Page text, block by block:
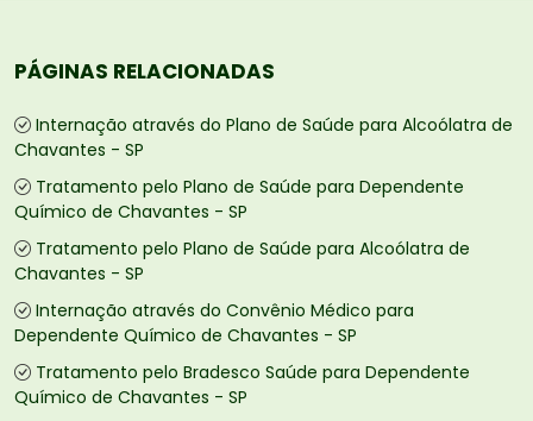
PÁGINAS RELACIONADAS
Internação através do Plano de Saúde para Alcoólatra de
Chavantes - SP
Tratamento pelo Plano de Saúde para Dependente
Químico de Chavantes - SP
Tratamento pelo Plano de Saúde para Alcoólatra de
Chavantes - SP
Internação através do Convênio Médico para
Dependente Químico de Chavantes - SP
Tratamento pelo Bradesco Saúde para Dependente
Químico de Chavantes - SP